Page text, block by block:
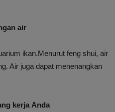
air
ikan.Menurut feng shui, air
Air juga dapat menenangkan
kerja Anda